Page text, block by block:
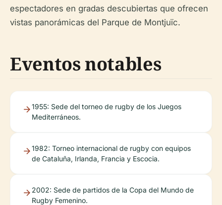
espectadores en gradas descubiertas que ofrecen
vistas panorámicas del Parque de Montjuïc.
Eventos notables
1955: Sede del torneo de rugby de los Juegos
Mediterráneos.
1982: Torneo internacional de rugby con equipos
de Cataluña, Irlanda, Francia y Escocia.
2002: Sede de partidos de la Copa del Mundo de
Rugby Femenino.